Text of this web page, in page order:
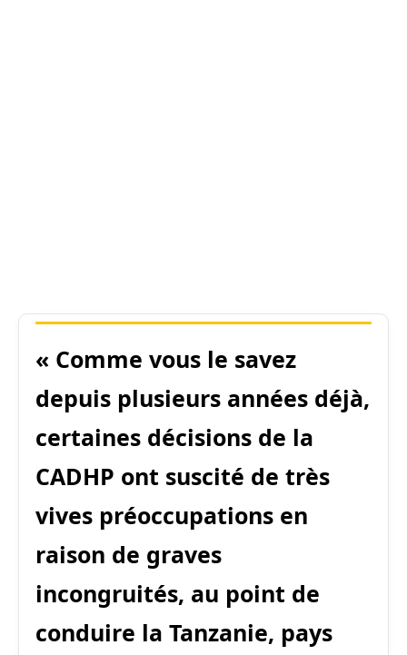
« Comme vous le savez
depuis plusieurs années déjà,
certaines décisions de la
CADHP ont suscité de très
vives préoccupations en
raison de graves
incongruités, au point de
conduire la Tanzanie, pays